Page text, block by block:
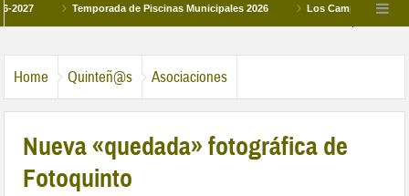
Temporada de Piscinas Municipales 2026 Los Campus de
Home Quinteñ@s Asociaciones
Nueva «quedada» fotográfica de
Fotoquinto